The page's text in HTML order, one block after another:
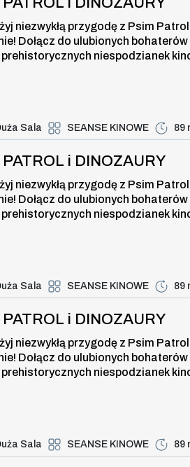
niezwykłą przygodę z Psim
Dołącz do ulubionych bohaterów
niespodzianek
Sala SEANSE KINOWE 89
i DINOZAURY ,
PATROL i DINOZAURY
niezwykłą przygodę z Psim
Dołącz do ulubionych bohaterów
niespodzianek
Sala SEANSE KINOWE 89
i DINOZAURY ,
PATROL i DINOZAURY
niezwykłą przygodę z Psim
Dołącz do ulubionych bohaterów
niespodzianek
Sala SEANSE KINOWE 89